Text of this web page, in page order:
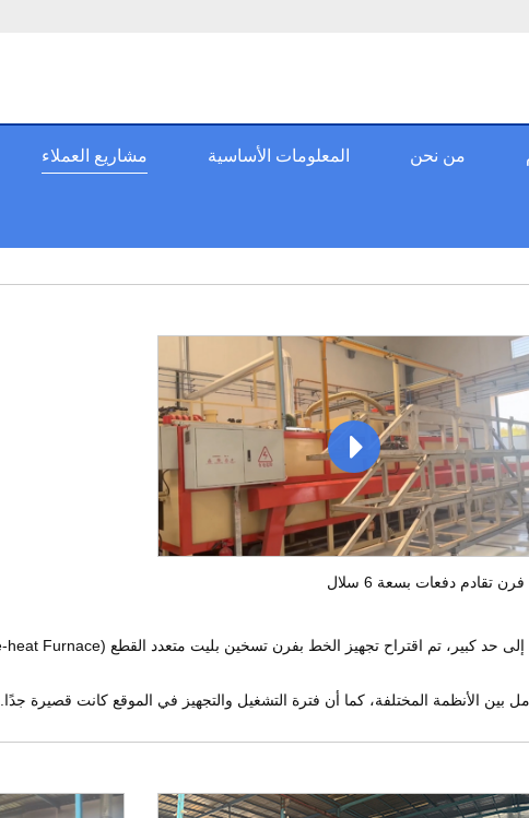
من نحن المعلومات الأساسية مشاريع العملاء
بين الأنظمة المختلفة، كما أن فترة التشغيل والتجهيز في الموقع كانت قصيرة جدًا.